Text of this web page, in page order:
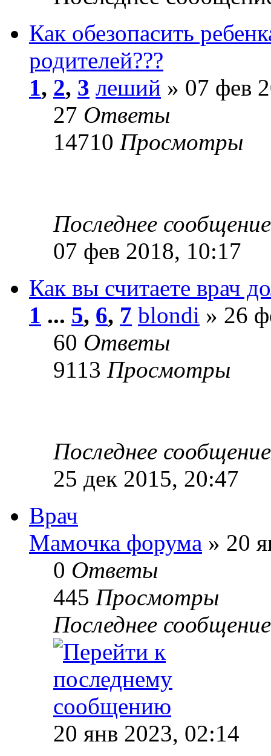
Как обезопасить
родителей???
1, 2, 3 леший » 07 фев
27 Ответы
14710 Просмотры
Последнее
07 фев 2018, 10:17
Как вы считаете врач
1 ... 5, 6, 7 blondi » 26
60 Ответы
9113 Просмотры
Последнее
25 дек 2015, 20:47
Врач
Мамочка форума » 20
0 Ответы
445 Просмотры
Последнее
20 янв 2023, 02:14